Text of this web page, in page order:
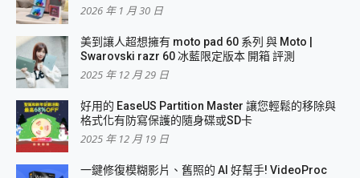
2026 年 1 月 30 日
美到讓人超想擁有 moto pad 60 系列 與 Moto |
Swarovski razr 60 冰藍限定版本 開箱 評測
2025 年 12 月 29 日
好用的 EaseUS Partition Master 讓您輕鬆的移除與
格式化有防寫保護的隨身碟或SD卡
2025 年 12 月 19 日
一鍵修復模糊影片、舊照的 AI 好幫手! VideoProc